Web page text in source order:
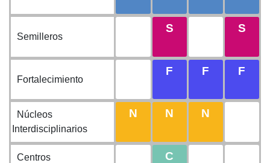
Semilleros
S S
Fortalecimiento
F F F
Núcleos
Interdisciplinarios
N N N
Centros
C